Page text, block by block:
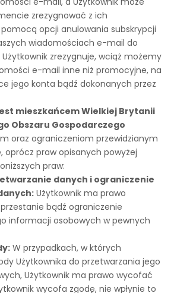
zrezygnować z ich
opcji anulowania subskrypcji
wiadomościach e-mail do
Użytkownik zrezygnuje, wciąż możemy
e-mail inne niż promocyjne, na
jego konta bądź dokonanych przez
mieszkańcem Wielkiej Brytanii
Obszaru Gospodarczego
oraz ograniczeniom przewidzianym
oprócz praw opisanych powyżej
praw:
danych i ograniczenie
Użytkownik ma prawo
bądź ograniczenie
informacji osobowych w pewnych
W przypadkach, w których
Użytkownika do przetwarzania jego
Użytkownik ma prawo wycofać
wycofa zgodę, nie wpłynie to